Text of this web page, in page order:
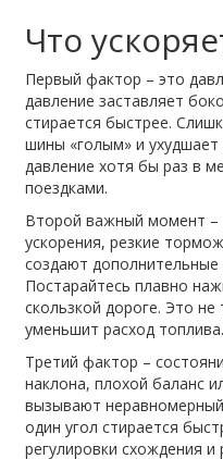
Что
Первый фактор – это
давление заставляет
стирается быстрее.
шины «голым» и
давление хотя бы раз в
поездками.
Второй важный момент –
ускорения, резкие
создают дополнительные
Постарайтесь плавно
скользкой дороге. Это
уменьшит расход топлива.
Третий фактор –
наклона, плохой баланс
вызывают
один угол стирается
регулировки схождения